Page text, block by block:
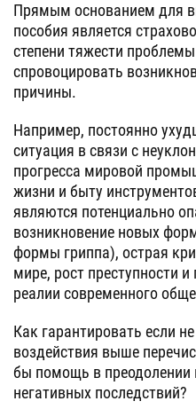
Прямым основанием для
пособия является
степени тяжести
спровоцировать
причины.
Например, постоянно
ситуация в связи с
прогресса мировой
жизни и быту
являются потенциально
возникновение новых
формы гриппа), острая
мире, рост преступности
реалии современного
Как гарантировать если
воздействия выше
бы помощь в преодолении
негативных последствий?